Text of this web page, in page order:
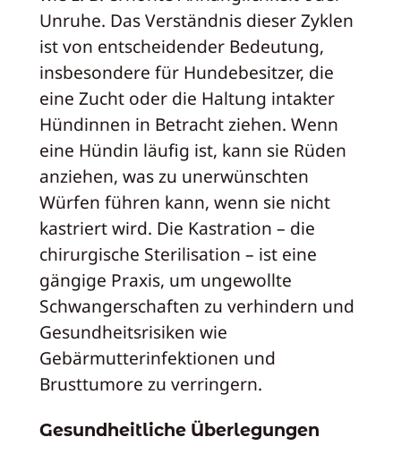
Unruhe. Das Verständnis dieser Zyklen
ist von entscheidender Bedeutung,
insbesondere für Hundebesitzer, die
eine Zucht oder die Haltung intakter
Hündinnen in Betracht ziehen. Wenn
eine Hündin läufig ist, kann sie Rüden
anziehen, was zu unerwünschten
Würfen führen kann, wenn sie nicht
kastriert wird. Die Kastration – die
chirurgische Sterilisation – ist eine
gängige Praxis, um ungewollte
Schwangerschaften zu verhindern und
Gesundheitsrisiken wie
Gebärmutterinfektionen und
Brusttumore zu verringern.
Gesundheitliche Überlegungen